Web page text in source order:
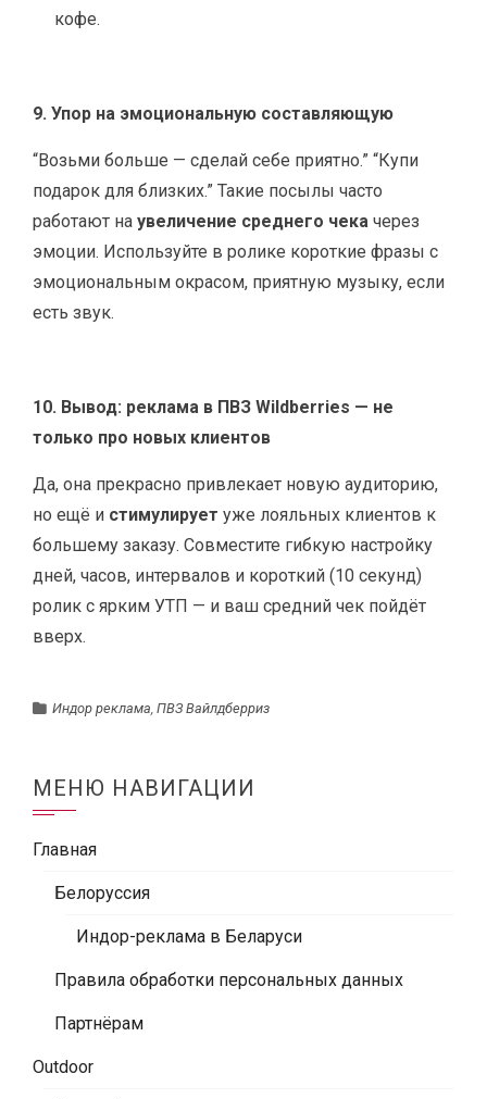
кофе.
9. Упор на эмоциональную составляющую
“Возьми больше — сделай себе приятно.” “Купи
подарок для близких.” Такие посылы часто
работают на увеличение среднего чека через
эмоции. Используйте в ролике короткие фразы с
эмоциональным окрасом, приятную музыку, если
есть звук.
10. Вывод: реклама в ПВЗ Wildberries — не
только про новых клиентов
Да, она прекрасно привлекает новую аудиторию,
но ещё и стимулирует уже лояльных клиентов к
большему заказу. Совместите гибкую настройку
дней, часов, интервалов и короткий (10 секунд)
ролик с ярким УТП — и ваш средний чек пойдёт
вверх.
Индор реклама, ПВЗ Вайлдберриз
МЕНЮ НАВИГАЦИИ
Главная
Белоруссия
Индор-реклама в Беларуси
Правила обработки персональных данных
Партнёрам
Outdoor